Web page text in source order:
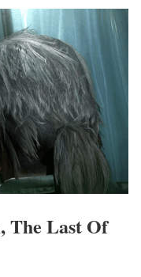
The Last Of